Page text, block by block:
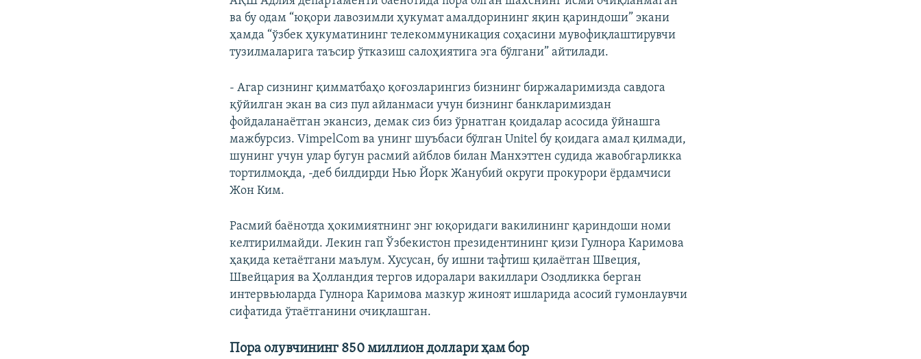
ва бу одам “юқори лавозимли ҳукумат амалдорининг яқин қариндоши” экани
ҳамда “ўзбек ҳукуматининг телекоммуникация соҳасини мувофиқлаштирувчи
тузилмаларига таъсир ўтказиш салоҳиятига эга бўлгани” айтилади.
- Агар сизнинг қимматбаҳо қоғозларингиз бизнинг биржаларимизда савдога
қўйилган экан ва сиз пул айланмаси учун бизнинг банкларимиздан
фойдаланаётган экансиз, демак сиз биз ўрнатган қоидалар асосида ўйнашга
мажбурсиз. VimpelCom ва унинг шуъбаси бўлган Unitel бу қоидага амал қилмади,
шунинг учун улар бугун расмий айблов билан Манхэттен судида жавобгарликка
тортилмоқда, -деб билдирди Нью Йорк Жанубий округи прокурори ёрдамчиси
Жон Ким.
Расмий баёнотда ҳокимиятнинг энг юқоридаги вакилининг қариндоши номи
келтирилмайди. Лекин гап Ўзбекистон президентининг қизи Гулнора Каримова
ҳақида кетаётгани маълум. Хусусан, бу ишни тафтиш қилаётган Швеция,
Швейцария ва Ҳолландия тергов идоралари вакиллари Озодликка берган
интервьюларда Гулнора Каримова мазкур жиноят ишларида асосий гумонлаувчи
сифатида ўтаётганини очиқлашган.
Пора олувчининг 850 миллион доллари ҳам бор